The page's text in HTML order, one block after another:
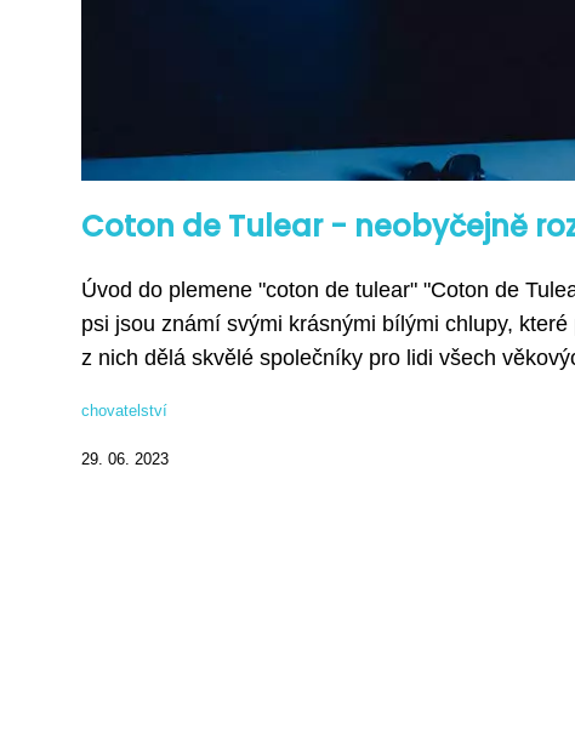
Coton de Tulear - neobyčejně
Úvod do plemene "coton de tulear" "Coton de
psi jsou známí svými krásnými bílými chlupy,
z nich dělá skvělé společníky pro lidi všech
chovatelství
29. 06. 2023